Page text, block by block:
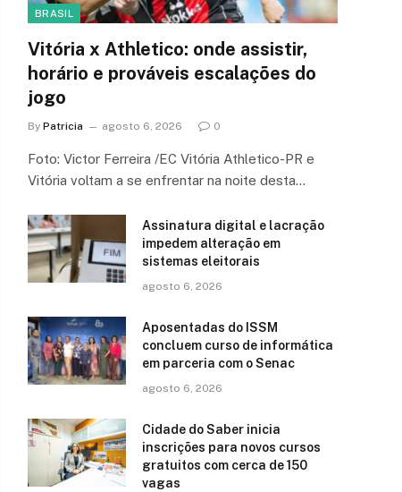
BRASIL
Vitória x Athletico: onde assistir,
horário e prováveis escalações do
jogo
By Patricia agosto 6, 2026 0
Foto: Victor Ferreira /EC Vitória Athletico-PR e
Vitória voltam a se enfrentar na noite desta…
Assinatura digital e lacração
impedem alteração em
sistemas eleitorais
agosto 6, 2026
Aposentadas do ISSM
concluem curso de informática
em parceria com o Senac
agosto 6, 2026
Cidade do Saber inicia
inscrições para novos cursos
gratuitos com cerca de 150
vagas